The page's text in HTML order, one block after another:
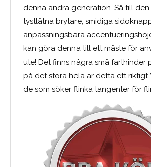
denna andra generation. Så till
tystlåtna brytare, smidiga
anpassningsbara
kan göra denna till ett måste för
ute! Det finns några små farthinder
på det stora hela är detta ett riktigt
de som söker flinka tangenter för